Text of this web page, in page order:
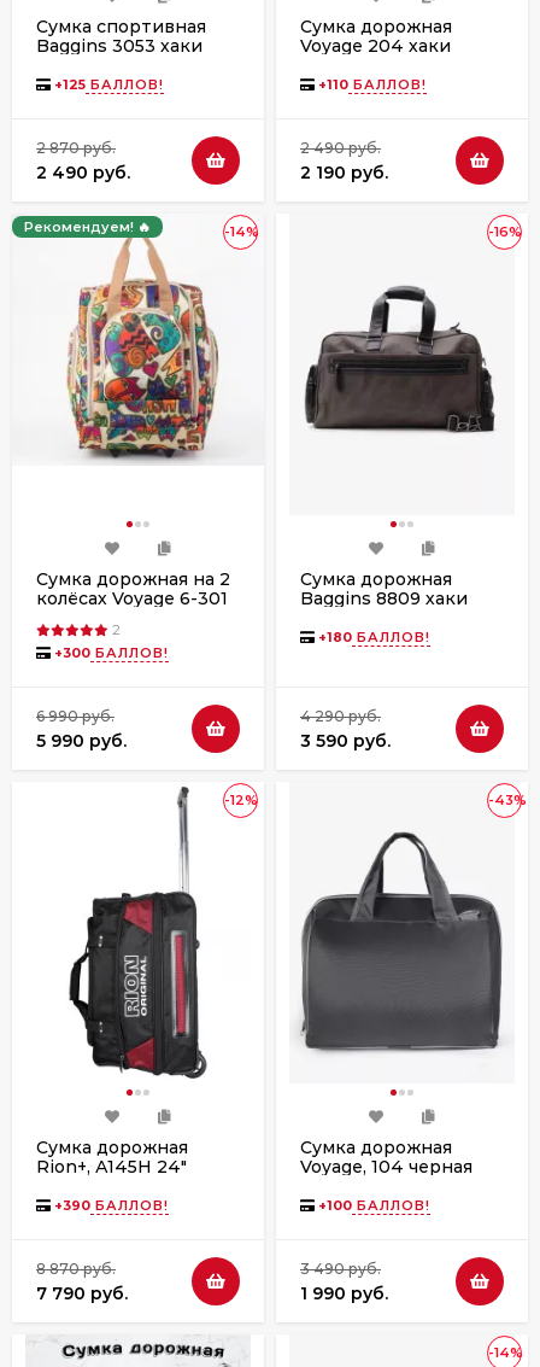
Сумка спортивная
Baggins 3053 хаки
+125 БАЛЛОВ!
2 870 руб.
2 490 руб.
Сумка дорожная
Voyage 204 хаки
+110 БАЛЛОВ!
2 490 руб.
2 190 руб.
-14%
Рекомендуем! 🔥
Сумка дорожная на 2
колёсах Voyage 6-301
2
+300 БАЛЛОВ!
6 990 руб.
5 990 руб.
-16%
Сумка дорожная
Baggins 8809 хаки
+180 БАЛЛОВ!
4 290 руб.
3 590 руб.
-12%
Сумка дорожная
Rion+, А145Н 24"
+390 БАЛЛОВ!
8 870 руб.
7 790 руб.
-43%
Сумка дорожная
Voyage, 104 черная
+100 БАЛЛОВ!
3 490 руб.
1 990 руб.
-14%